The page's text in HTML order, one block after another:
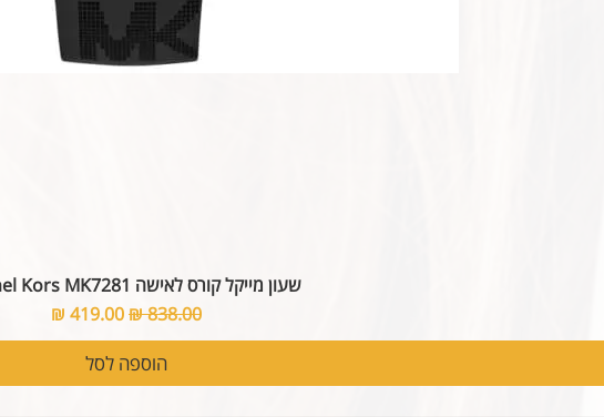
שעון מייקל קורס לאישה Michael Kors MK7281
מחיר רגיל מחיר מבצע
הוספה לסל